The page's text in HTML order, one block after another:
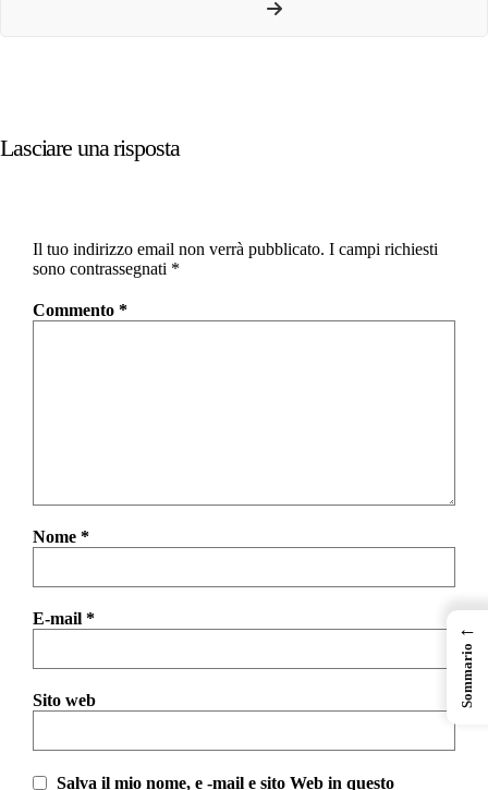
Lasciare una risposta
Il tuo indirizzo email non verrà pubblicato. I campi richiesti
sono contrassegnati *
Commento *
Nome *
E-mail *
Sito web
Salva il mio nome, e -mail e sito Web in questo
←
Sommario